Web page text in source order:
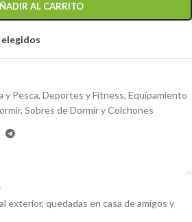
AL CARRITO
y Pesca, Deportes y Fitness, Equipamiento
, Sobres de Dormir y Colchones
exterior, quedadas en casa de amigos y